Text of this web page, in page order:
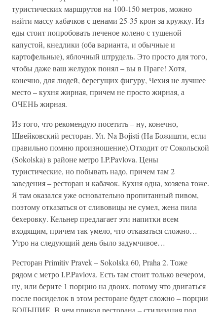
туристических маршрутов на 100-150 метров, можно
найти массу кабачков с ценами 25-35 крон за кружку. Из
еды стоит попробовать печеное колено с тушеной
капустой, кнедлики (оба варианта, и обычные и
картофельные), яблочный штрудель. Это просто для того,
чтобы даже ваш желудок понял – вы в Праге! Хотя,
конечно, для людей, берегущих фигуру, Чехия не лучшее
место – кухня жирная, причем не просто жирная, а
ОЧЕНЬ жирная.
Из того, что рекомендую посетить – ну, конечно,
Швейковский ресторан. Ул. Na Bojisti (На Божишти, если
правильно помню произношение).Отходит от Сокольской
(Sokolska) в районе метро I.P.Pavlova. Цены
туристические, но побывать надо, причем там 2
заведения – ресторан и кабачок. Кухня одна, хозяева тоже.
Я там оказался уже основательно пропитанный пивом,
поэтому отказаться от сливовицы не сумел, жена пила
бехеровку. Кельнер предлагает эти напитки всем
входящим, причем так умело, что отказаться сложно…
Утро на следующий день было задумчивое…
Ресторан Primitiv Pravek – Sokolska 60, Praha 2. Тоже
рядом с метро I.P.Pavlova. Есть там стоит только вечером,
ну, или берите 1 порцию на двоих, потому что двигаться
после посиделок в этом ресторане будет сложно – порции
БОЛЬШИЕ. В чем прикол ресторана – стилизация под